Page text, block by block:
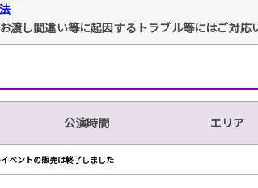
し間違い等に起因するトラブル等にはご対応
公演時間 エリア
イベントの販売は終了しました